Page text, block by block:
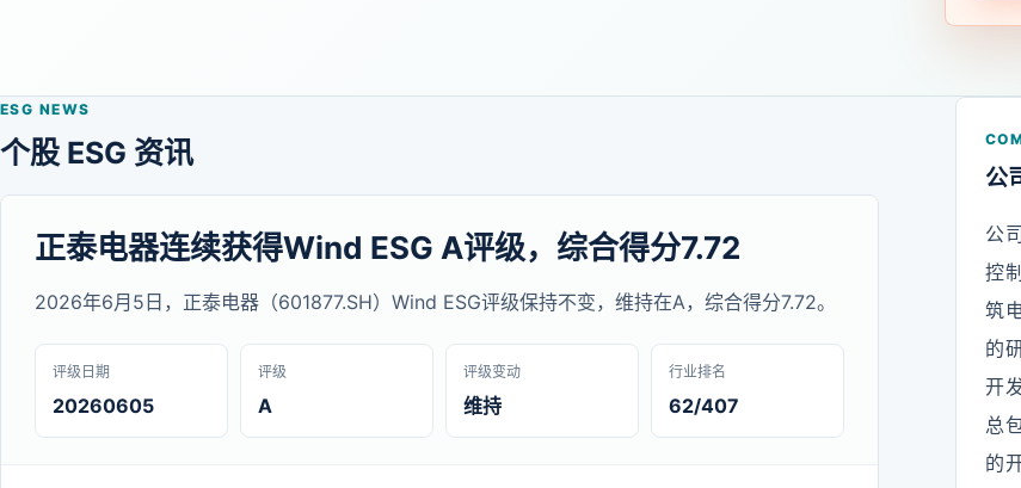
ESG NEWS
个股 ESG 资讯
正泰电器连续获得Wind ESG A评级，综合得分7.72
2026年6月5日，正泰电器（601877.SH）Wind ESG评级保持不变，维持在A，综合得分7.72。
评级日期
20260605
评级
A
评级变动
维持
行业排名
62/407
公
公
控
筑
的
开
总
的